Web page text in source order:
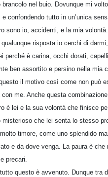
brancolo nel buio. Dovunque mi
e confondendo tutto in un’unica
sono io, accidenti, e la mia
qualunque risposta io cerchi di
perché è carina, occhi dorati,
ben assortito e persino nella mia
il motivo così come non può
con me. Anche questa
è lei e la sua volontà che finisce
misterioso che lei senta lo stesso
timore, come uno splendido
e da dove venga. La paura è
precari.
questo è avvenuto. Dunque tra